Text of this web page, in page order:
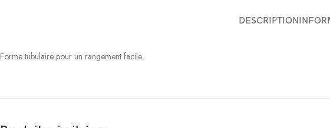
DESCRIPTION
Forme tubulaire pour un rangement facile.